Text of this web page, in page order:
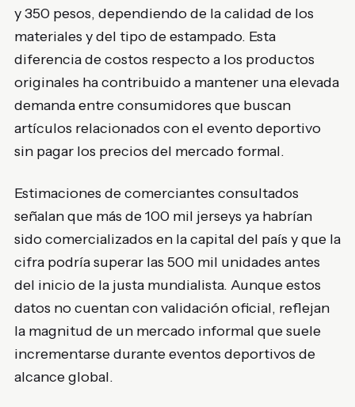
y 350 pesos, dependiendo de la calidad de los
materiales y del tipo de estampado. Esta
diferencia de costos respecto a los productos
originales ha contribuido a mantener una elevada
demanda entre consumidores que buscan
artículos relacionados con el evento deportivo
sin pagar los precios del mercado formal.
Estimaciones de comerciantes consultados
señalan que más de 100 mil jerseys ya habrían
sido comercializados en la capital del país y que la
cifra podría superar las 500 mil unidades antes
del inicio de la justa mundialista. Aunque estos
datos no cuentan con validación oficial, reflejan
la magnitud de un mercado informal que suele
incrementarse durante eventos deportivos de
alcance global.